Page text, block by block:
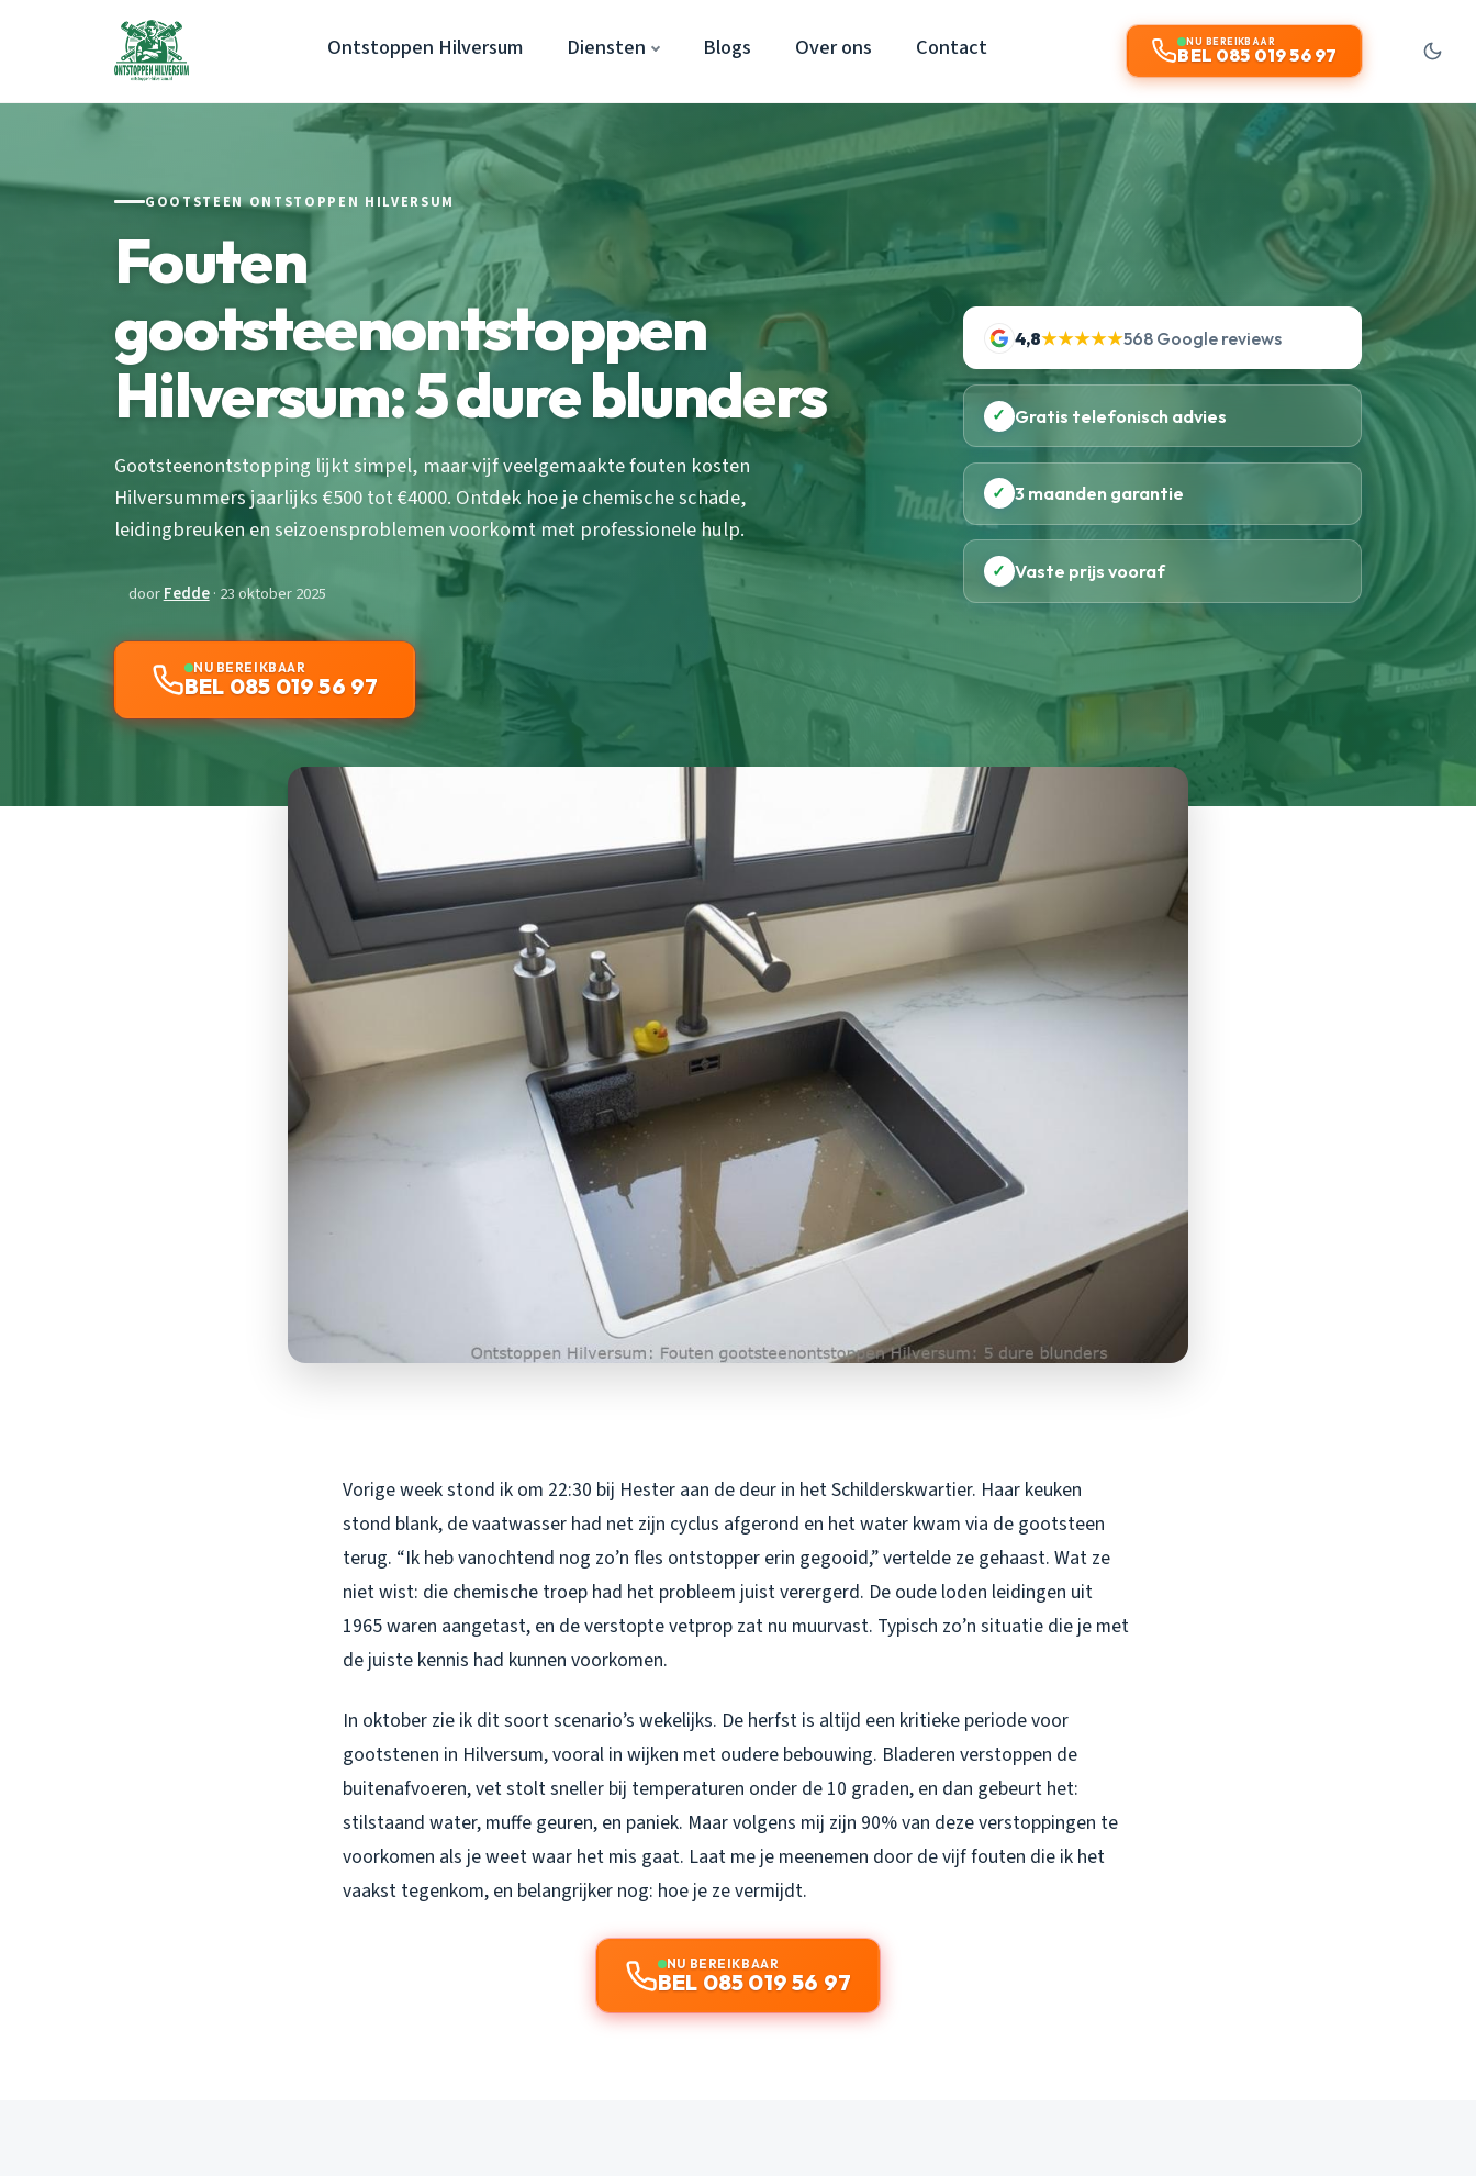
Ontstoppen Hilversum Diensten Blogs Over ons Contact NU BEREIKBAAR
BEL 085 019 56 97
GOOTSTEEN ONTSTOPPEN HILVERSUM
Fouten
gootsteenontstoppen
Hilversum: 5 dure blunders
Gootsteenontstopping lijkt simpel, maar vijf veelgemaakte fouten kosten
Hilversummers jaarlijks €500 tot €4000. Ontdek hoe je chemische schade,
leidingbreuken en seizoensproblemen voorkomt met professionele hulp.
doorFedde· 23 oktober 2025
NU BEREIKBAAR
BEL 085 019 56 97
4,8★★★★★568 Google reviews
✓ Gratis telefonisch advies
✓ 3 maanden garantie
✓ Vaste prijs vooraf
Vorige week stond ik om 22:30 bij Hester aan de deur in het Schilderskwartier. Haar keuken
stond blank, de vaatwasser had net zijn cyclus afgerond en het water kwam via de gootsteen
terug. “Ik heb vanochtend nog zo’n fles ontstopper erin gegooid,” vertelde ze gehaast. Wat ze
niet wist: die chemische troep had het probleem juist verergerd. De oude loden leidingen uit
1965 waren aangetast, en de verstopte vetprop zat nu muurvast. Typisch zo’n situatie die je met
de juiste kennis had kunnen voorkomen.
In oktober zie ik dit soort scenario’s wekelijks. De herfst is altijd een kritieke periode voor
gootstenen in Hilversum, vooral in wijken met oudere bebouwing. Bladeren verstoppen de
buitenafvoeren, vet stolt sneller bij temperaturen onder de 10 graden, en dan gebeurt het:
stilstaand water, muffe geuren, en paniek. Maar volgens mij zijn 90% van deze verstoppingen te
voorkomen als je weet waar het mis gaat. Laat me je meenemen door de vijf fouten die ik het
vaakst tegenkom, en belangrijker nog: hoe je ze vermijdt.
NU BEREIKBAAR
BEL 085 019 56 97